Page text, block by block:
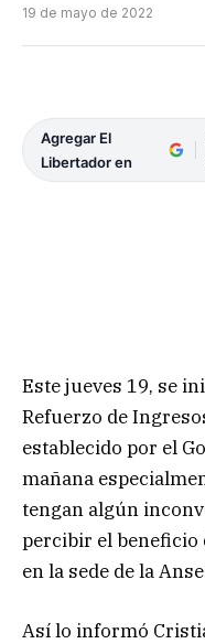
19 de mayo de 2022
Agregar El
Libertador en
Este jueves 19, se
Refuerzo de
establecido por el
mañana
tengan algún
percibir el beneficio
en la sede de la
Así lo informó